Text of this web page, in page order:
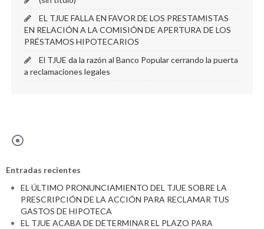
EL TJUE FALLA EN FAVOR DE LOS PRESTAMISTAS
EN RELACIÓN A LA COMISIÓN DE APERTURA DE LOS
PRÉSTAMOS HIPOTECARIOS
El TJUE da la razón al Banco Popular cerrando la puerta
a reclamaciones legales
Entradas recientes
EL ÚLTIMO PRONUNCIAMIENTO DEL TJUE SOBRE LA
PRESCRIPCIÓN DE LA ACCIÓN PARA RECLAMAR TUS
GASTOS DE HIPOTECA
EL TJUE ACABA DE DETERMINAR EL PLAZO PARA